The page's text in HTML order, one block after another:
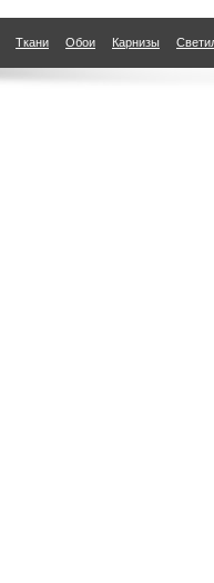
Ткани Обои Карнизы